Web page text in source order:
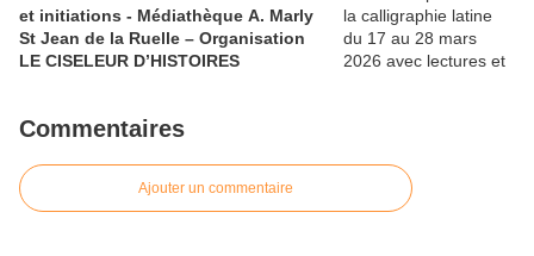
et initiations - Médiathèque A. Marly
St Jean de la Ruelle – Organisation
LE CISELEUR D’HISTOIRES
Commentaires
Ajouter un commentaire